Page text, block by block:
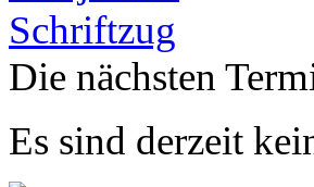
Die nächsten
Es sind derzeit